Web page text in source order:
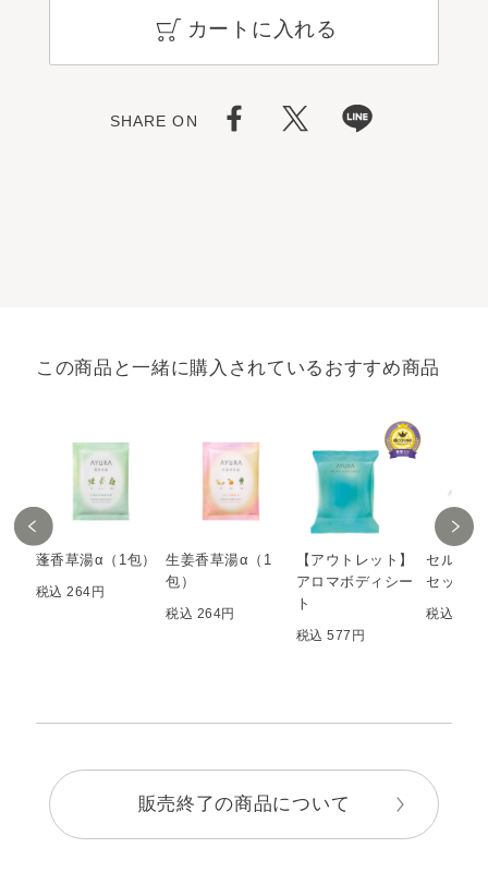
カートに入れる
SHARE ON
この商品と一緒に購入されているおすすめ商品
蓬香草湯α（1包）
税込 264円
生姜香草湯α（1
包）
税込 264円
【アウトレット】
アロマボディシー
ト
税込 577円
セルフ
セット
税込 275
販売終了の商品について